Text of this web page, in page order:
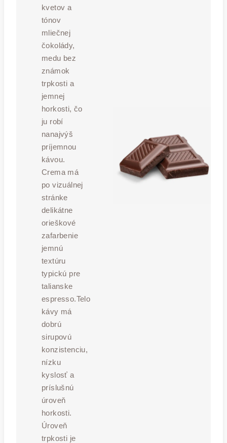
kvetov a
tónov
mliečnej
čokolády,
medu bez
známok
trpkosti a
jemnej
horkosti, čo
ju robí
nanajvýš
príjemnou
kávou.
Crema má
po vizuálnej
stránke
delikátne
orieškové
zafarbenie
jemnú
textúru
typickú pre
talianske
espresso.Telo
kávy má
dobrú
sirupovú
konzistenciu,
nízku
kyslosť a
príslušnú
úroveň
horkosti.
Úroveň
trpkosti je